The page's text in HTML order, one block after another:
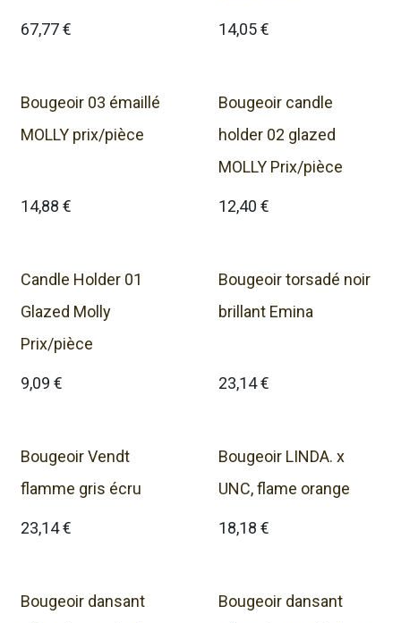
67,77€ 14,05€
Bougeoir 03 émaillé
MOLLY prix/pièce
14,88 €
Bougeoir candle
holder 02 glazed
MOLLY Prix/pièce
12,40 €
Candle Holder 01
Glazed Molly
Prix/pièce
9,09 €
Bougeoir torsadé noir
brillant Emina
23,14€
Bougeoir Vendt
flamme gris écru
23,14€
Bougeoir LINDA. x
UNC, flame orange
18,18 €
Bougeoir dansant
Bougeoir dansant